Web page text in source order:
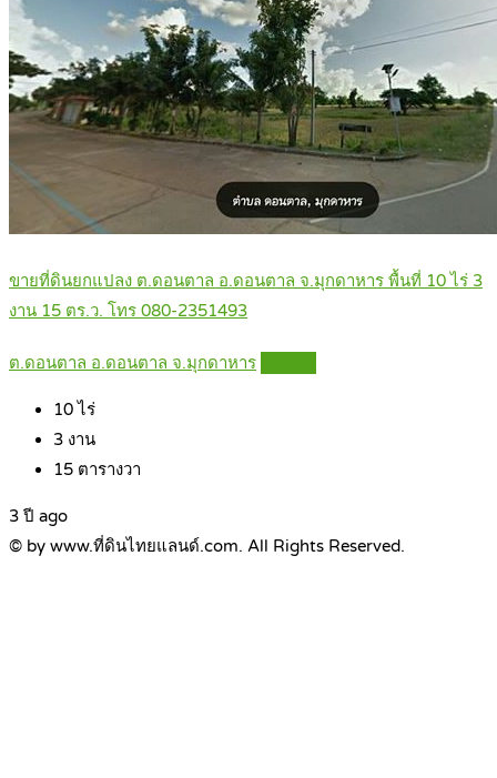
ขายที่ดินยกแปลง ต.ดอนตาล อ.ดอนตาล จ.มุกดาหาร พื้นที่ 10 ไร่ 3
งาน 15 ตร.ว. โทร 080-2351493
ต.ดอนตาล อ.ดอนตาล จ.มุกดาหาร
10ไร่
3 งาน
15 ตารางวา
3 ปี ago
© by www.ที่ดินไทยแลนด์.com. All Rights Reserved.